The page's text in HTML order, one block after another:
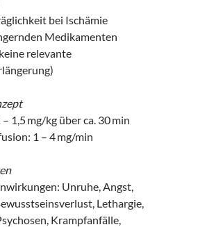
bei Ischämie
Medikamenten
relevante
1,5 mg/kg über ca. 30 min
1 – 4 mg/min
Unruhe, Angst,
Lethargie,
Krampfanfälle,